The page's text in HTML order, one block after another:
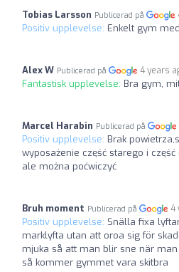
Tobias Larsson Publicerad på
Positiv upplevelse: Enkelt gym
Alex W Publicerad på 4 years
Fantastisk upplevelse: Bra gym,
Marcel Harabin Publicerad på
Positiv upplevelse: Brak
wyposażenie część starego i
ale można poćwiczyć
Bruh moment Publicerad på 4
Positiv upplevelse: Snälla fixa
marklyfta utan att oroa sig för
mjuka så att man blir sne när
så kommer gymmet vara skitbra